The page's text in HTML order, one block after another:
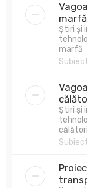
marfă
Știri și
marfă
Știri și
călători